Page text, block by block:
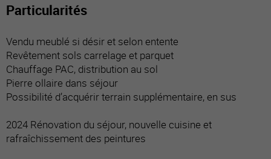
Particularités
Vendu meublé si désir et selon entente
Revêtement sols carrelage et parquet
Chauffage PAC, distribution au sol
Pierre ollaire dans séjour
Possibilité d’acquérir terrain supplémentaire, en sus
2024 Rénovation du séjour, nouvelle cuisine et
rafraîchissement des peintures